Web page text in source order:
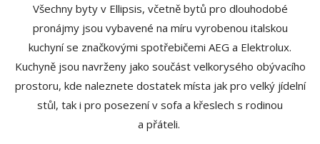
Všechny byty v Ellipsis, včetně bytů pro dlouhodobé
pronájmy jsou vybavené na míru vyrobenou italskou
kuchyní se značkovými spotřebičemi AEG a Elektrolux.
Kuchyně jsou navrženy jako součást velkorysého obývacího
prostoru, kde naleznete dostatek místa jak pro velký jídelní
stůl, tak i pro posezení v sofa a křeslech s rodinou
a přáteli.